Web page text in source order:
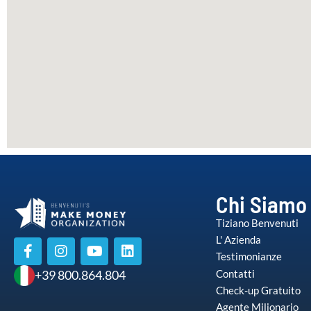
+39 800.864.804
Chi Siamo
Tiziano Benvenuti
L' Azienda
Testimonianze
Contatti
Check-up Gratuito
Agente Milionario